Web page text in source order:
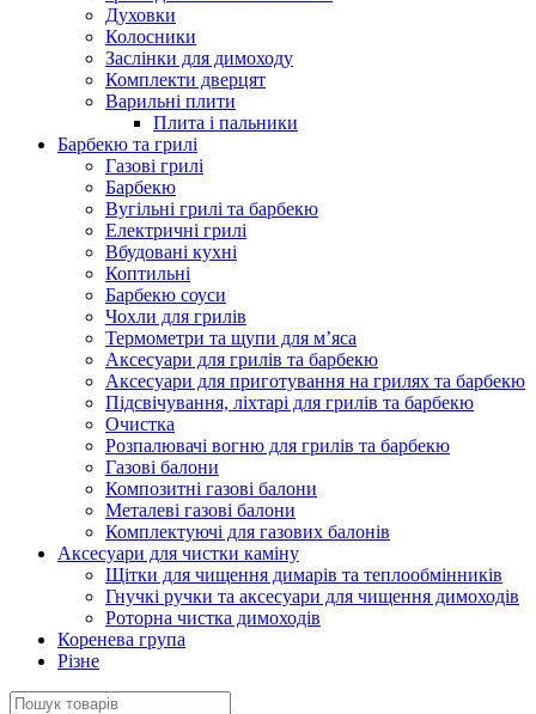
Духовки
Колосники
Заслінки для димоходу
Комплекти дверцят
Варильні плити
Плита і пальники
Барбекю та грилі
Газові грилі
Барбекю
Вугільні грилі та барбекю
Електричні грилі
Вбудовані кухні
Коптильні
Барбекю соуси
Чохли для грилів
Термометри та щупи для м’яса
Аксесуари для грилів та барбекю
Аксесуари для приготування на грилях та барбекю
Підсвічування, ліхтарі для грилів та барбекю
Очистка
Розпалювачі вогню для грилів та барбекю
Газові балони
Композитні газові балони
Металеві газові балони
Комплектуючі для газових балонів
Аксесуари для чистки каміну
Щітки для чищення димарів та теплообмінників
Гнучкі ручки та аксесуари для чищення димоходів
Роторна чистка димоходів
Коренева група
Різне